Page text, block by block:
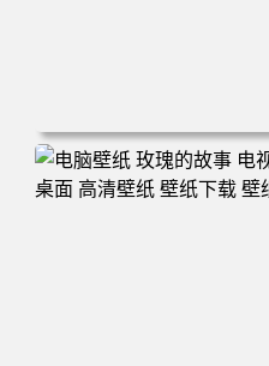
电脑壁纸 舌头 牙齿 舌头 虚
怖 变形 红色 AI艺术 蜘蛛侠